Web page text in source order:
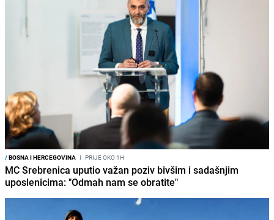
/BOSNA I HERCEGOVINA I PRIJE OKO 1H
MC Srebrenica uputio važan poziv bivšim i sadašnjim
uposlenicima: "Odmah nam se obratite"